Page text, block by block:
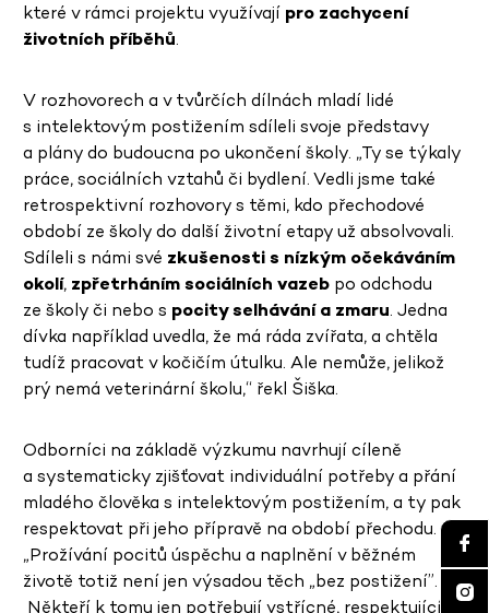
které v rámci projektu využívají pro zachycení
životních příběhů.
V rozhovorech a v tvůrčích dílnách mladí lidé
s intelektovým postižením sdíleli svoje představy
a plány do budoucna po ukončení školy. „Ty se týkaly
práce, sociálních vztahů či bydlení. Vedli jsme také
retrospektivní rozhovory s těmi, kdo přechodové
období ze školy do další životní etapy už absolvovali.
Sdíleli s námi své zkušenosti s nízkým očekáváním
okolí, zpřetrháním sociálních vazeb po odchodu
ze školy či nebo s pocity selhávání a zmaru. Jedna
dívka například uvedla, že má ráda zvířata, a chtěla
tudíž pracovat v kočičím útulku. Ale nemůže, jelikož
prý nemá veterinární školu,“ řekl Šiška.
Odborníci na základě výzkumu navrhují cíleně
a systematicky zjišťovat individuální potřeby a přání
mladého člověka s intelektovým postižením, a ty pak
respektovat při jeho přípravě na období přechodu.
„Prožívání pocitů úspěchu a naplnění v běžném
životě totiž není jen výsadou těch „bez postižení”.
Někteří k tomu jen potřebují vstřícné, respektující